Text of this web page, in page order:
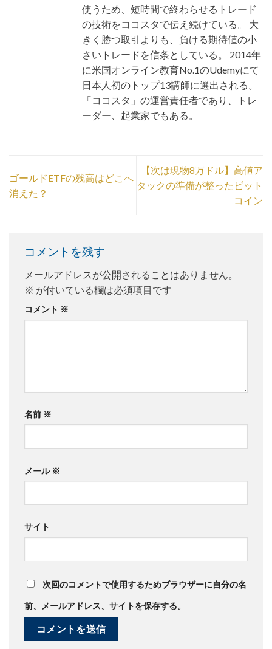
使うため、短時間で終わらせるトレード
の技術をココスタで伝え続けている。 大
きく勝つ取引よりも、負ける期待値の小
さいトレードを信条としている。 2014年
に米国オンライン教育No.1のUdemyにて
日本人初のトップ13講師に選出される。
「ココスタ」の運営責任者であり、トレ
ーダー、起業家でもある。
ゴールドETFの残高はどこへ
消えた？
【次は現物8万ドル】高値ア
タックの準備が整ったビット
コイン
コメントを残す
メールアドレスが公開されることはありません。
※ が付いている欄は必須項目です
コメント ※
名前 ※
メール ※
サイト
次回のコメントで使用するためブラウザーに自分の名
前、メールアドレス、サイトを保存する。